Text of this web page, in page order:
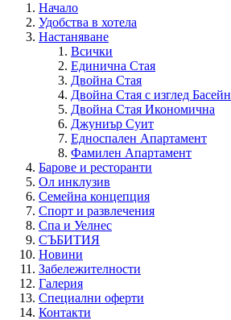
Начало
Удобства в хотела
Настаняване
Всички
Единична Стая
Двойна Стая
Двойна Стая с изглед Басейн
Двойна Стая Икономична
Джуниър Суит
Едноспален Апартамент
Фамилен Апартамент
Барове и ресторанти
Ол инклузив
Семейна концепция
Спорт и развлечения
Спа и Уелнес
СЪБИТИЯ
Новини
Забележителности
Галерия
Специални оферти
Контакти